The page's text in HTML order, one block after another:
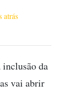
atrás
da
vai abrir